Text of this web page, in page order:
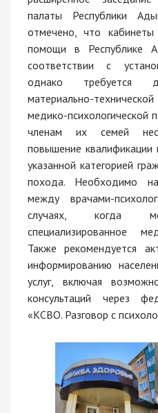
палаты Республики
отмечено, что кабинеты
помощи в Республике
соответствии с
однако требуется
материально-
медико-
членам их семей
повышение
указанной категорией
похода. Необходимо
между врачами-
случаях, когда
специализированное
Также рекомендуется
информированию
услуг, включая
консультаций через
«КСВО. Разговор с